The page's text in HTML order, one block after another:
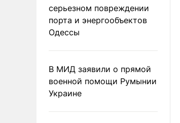
серьезном повреждении
порта и энергообъектов
Одессы
В МИД заявили о прямой
военной помощи Румынии
Украине